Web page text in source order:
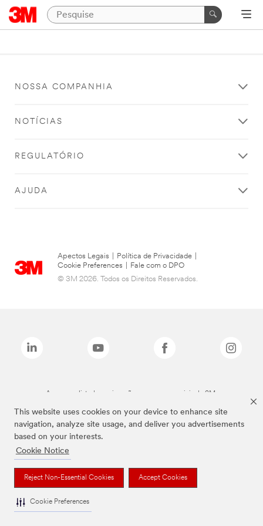
This website uses cookies on your device to enhance site
navigation, analyze site usage, and deliver you advertisements
based on your interests.
Cookie Notice
Reject Non-Essential Cookies Accept Cookies
Cookie Preferences
NOSSA COMPANHIA
NOTÍCIAS
REGULATÓRIO
AJUDA
Apectos Legais Política de Privacidade
Cookie Preferences
Fale com o DPO
© 3M 2026. Todos os Direitos Reservados.
As marcas listadas a cima são marcas comerciais da 3M.